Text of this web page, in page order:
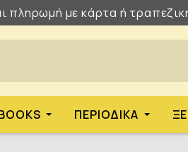
πληρωμή με κάρτα ή
ΠΕΡΙΟΔΙΚΆ